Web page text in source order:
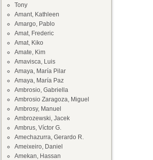
Tony
Amant, Kathleen
Amargo, Pablo
Amat, Frederic
Amat, Kiko
Amate, Kim
Amavisca, Luis
Amaya, María Pilar
Amaya, María Paz
Ambrosio, Gabriella
Ambrosio Zaragoza, Miguel
Ambrosy, Manuel
Ambrozewski, Jacek
Ambrus, Víctor G.
Amechazurra, Gerardo R.
Ameixeiro, Daniel
Amekan, Hassan